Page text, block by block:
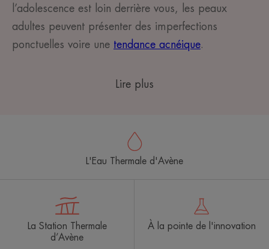
l’adolescence est loin derrière vous, les peaux
adultes peuvent présenter des imperfections
ponctuelles voire une tendance acnéique.
Lire plus
L'Eau Thermale d'Avène
La Station Thermale
d’Avène
À la pointe de l'innovation